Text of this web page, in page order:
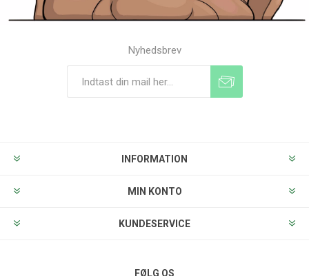
Nyhedsbrev
INFORMATION
MIN KONTO
KUNDESERVICE
FØLG OS